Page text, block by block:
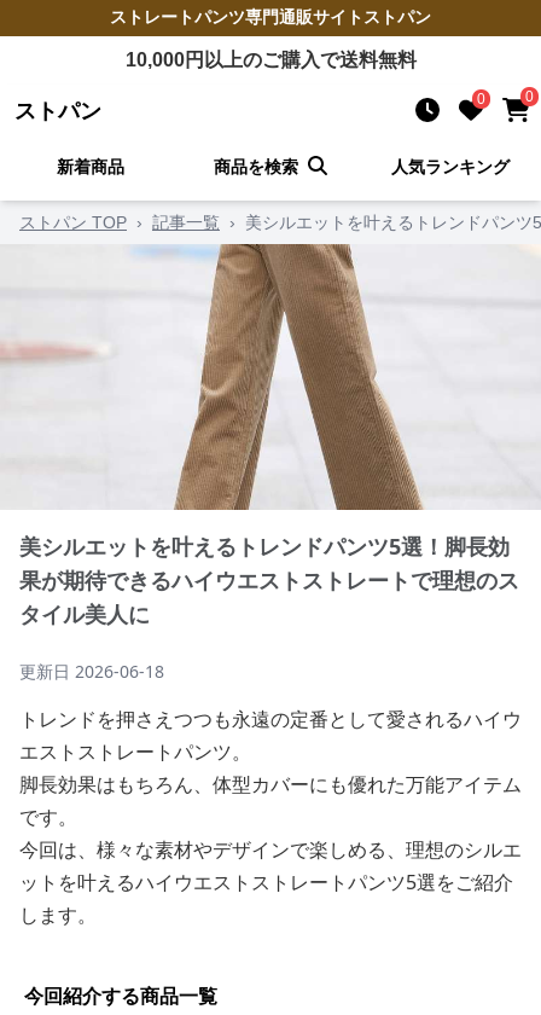
ストレートパンツ専門通販サイト ストパン
10,000円以上のご購入で送料無料
ストパン 0 0
新着商品 商品を検索 人気ランキング
ストパン TOP › 記事一覧 › 美シルエットを叶えるトレンドパン
美シルエットを叶えるトレンドパンツ5選！脚長効
果が期待できるハイウエストストレートで理想のス
タイル美人に
更新日 2026-06-18
トレンドを押さえつつも永遠の定番として愛されるハイウ
エストストレートパンツ。
脚長効果はもちろん、体型カバーにも優れた万能アイテム
です。
今回は、様々な素材やデザインで楽しめる、理想のシルエ
ットを叶えるハイウエストストレートパンツ5選をご紹介
します。
今回紹介する商品一覧